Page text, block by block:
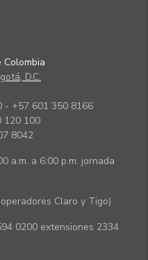
Colombia
D.C.
- +57 601 350 8166
120 100
8042
a.m. a 6:00 p.m. jornada
Claro y Tigo)
0200 extensiones 2334